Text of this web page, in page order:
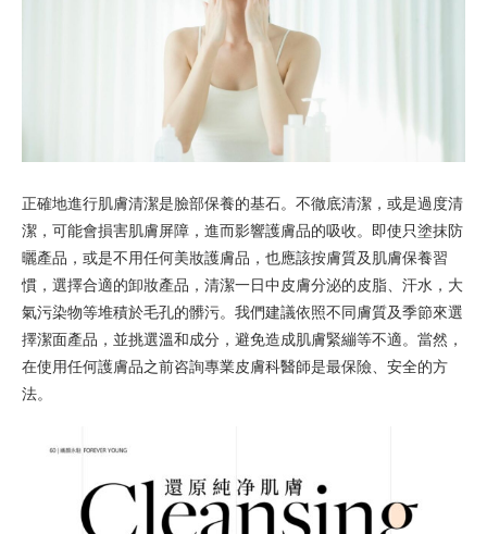
正確地進行肌膚清潔是臉部保養的基石。不徹底清潔，或是過度清
潔，可能會損害肌膚屏障，進而影響護膚品的吸收。即使只塗抹防
曬產品，或是不用任何美妝護膚品，也應該按膚質及肌膚保養習
慣，選擇合適的卸妝產品，清潔一日中皮膚分泌的皮脂、汗水，大
氣污染物等堆積於毛孔的髒污。 我們建議依照不同膚質及季節來選
擇潔面產品，並挑選溫和成分，避免造成肌膚緊繃等不適。當然，
在使用任何護膚品之前咨詢專業皮膚科醫師是最保險、安全的方
法。